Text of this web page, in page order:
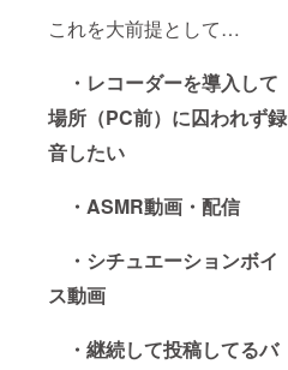
これを大前提として…
・レコーダーを導入して
場所（PC前）に囚われず録
音したい
・ASMR動画・配信
・シチュエーションボイ
ス動画
・継続して投稿してるバ